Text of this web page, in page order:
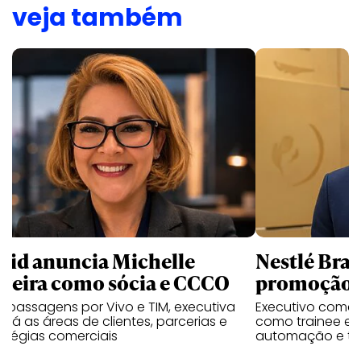
veja também
anuncia Michelle
como sócia e CCCO
passagens por Vivo e TIM, executiva
as áreas de clientes, parcerias e
comerciais
Nestlé
promoção
Executivo
como trainee e
automação e